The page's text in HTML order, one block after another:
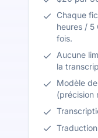
Chaque
heures / 5
fois.
Aucune
la
Modèle
(précision